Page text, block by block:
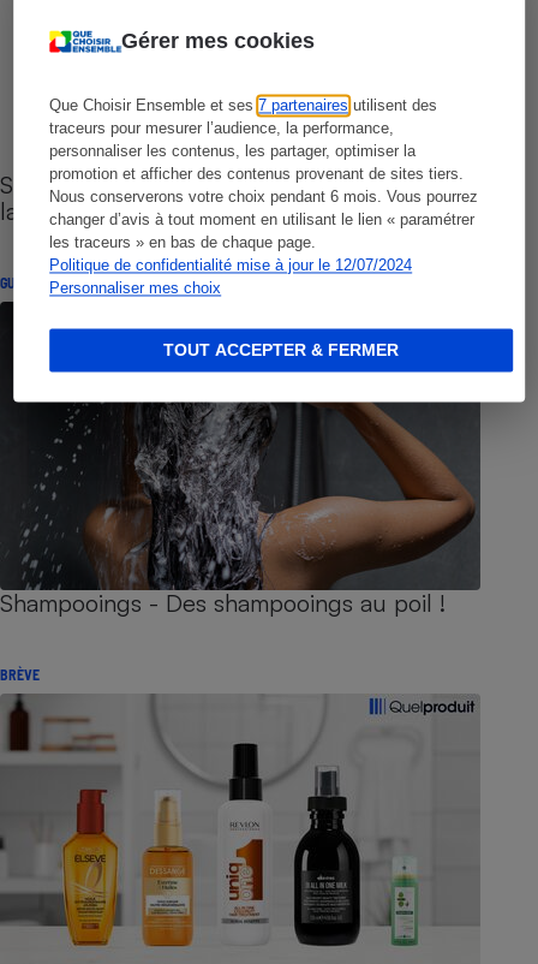
Gérer mes cookies
Que Choisir Ensemble et ses7 partenaires utilisent des
traceurs pour mesurer l’audience, la performance,
personnaliser les contenus, les partager, optimiser la
promotion et afficher des contenus provenant de sites tiers.
Nous conserverons votre choix pendant 6 mois. Vous pourrez
changer d’avis à tout moment en utilisant le lien « paramétrer
les traceurs » en bas de chaque page.
Politique de confidentialité mise à jour le 12/07/2024
Personnaliser mes choix
TOUT ACCEPTER & FERMER
Sites de rencontres - Nos conseils pour vous
lancer
GUIDE D'ACHAT
Shampooings - Des shampooings au poil !
BRÈVE